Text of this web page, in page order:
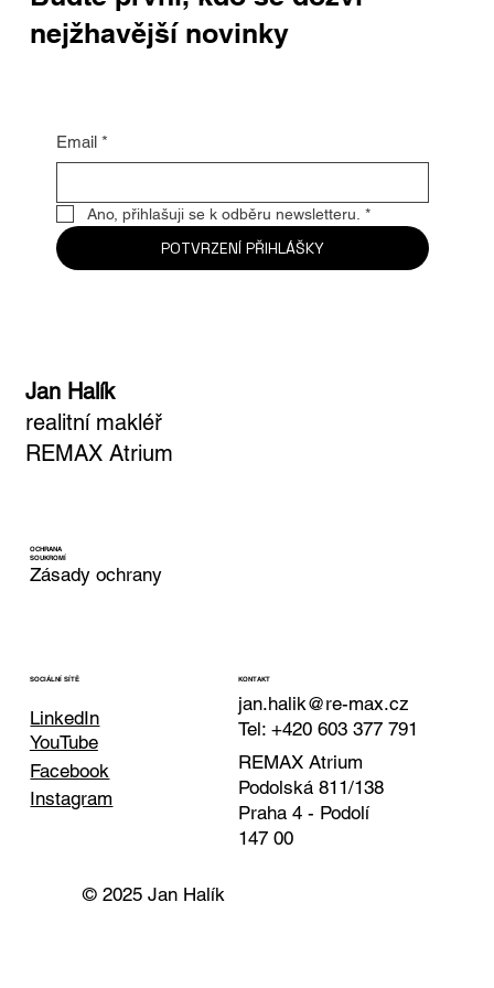
nejžhavější novinky
Email *
Ano, přihlašuji se k odběru newsletteru. *
POTVRZENÍ PŘIHLÁŠKY
Jan Halík
realitní makléř
REMAX Atrium
OCHRANA
SOUKROMÍ
Zásady ochrany
SOCIÁLNÍ SÍTĚ
LinkedIn
Facebook
YouTube
Instagram
KONTAKT
jan.halik@re-max.cz
Tel: +420 603 377 791
REMAX Atrium
Podolská 811/138
Praha 4 - Podolí
147 00
© 2025 Jan Halík